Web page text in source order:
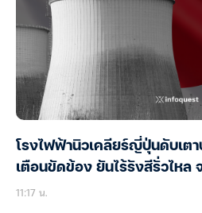
โรงไฟฟ้านิวเคลียร์ญี่ปุ่นดับเต
เตือนขัดข้อง ยันไร้รังสีรั่วไหล
11:17 น.